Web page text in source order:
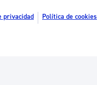
privacidad Política de cookies